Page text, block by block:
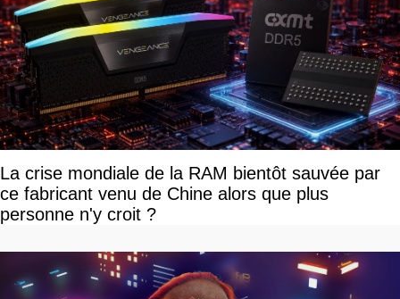
La crise mondiale de la RAM bientôt sauvée par
ce fabricant venu de Chine alors que plus
personne n'y croit ?